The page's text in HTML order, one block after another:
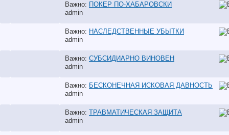
Важно: ПОКЕР ПО-ХАБАРОВСКИ
аdmin
Важно: НАСЛЕДСТВЕННЫЕ УБЫТКИ
аdmin
Важно: СУБСИДИАРНО ВИНОВЕН
аdmin
Важно: БЕСКОНЕЧНАЯ ИСКОВАЯ ДАВНОСТЬ
аdmin
Важно: ТРАВМАТИЧЕСКАЯ ЗАЩИТА
аdmin